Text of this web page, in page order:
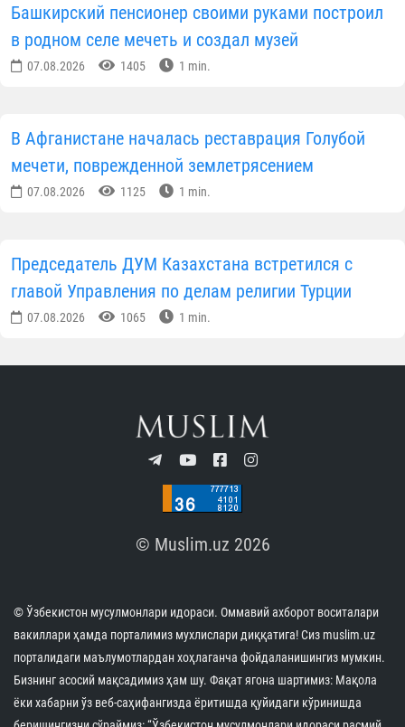
Башкирский пенсионер своими руками построил
в родном селе мечеть и создал музей
07.08.2026 1405 1 min.
В Афганистане началась реставрация Голубой
мечети, поврежденной землетрясением
07.08.2026 1125 1 min.
Председатель ДУМ Казахстана встретился с
главой Управления по делам религии Турции
07.08.2026 1065 1 min.
© Muslim.uz 2026
© Ўзбекистон мусулмонлари идораси. Оммавий ахборот воситалари
вакиллари ҳамда порталимиз мухлислари диққатига! Сиз muslim.uz
порталидаги маълумотлардан хоҳлаганча фойдаланишингиз мумкин.
Бизнинг асосий мақсадимиз ҳам шу. Фақат ягона шартимиз: Мақола
ёки хабарни ўз веб-саҳифангизда ёритишда қуйидаги кўринишда